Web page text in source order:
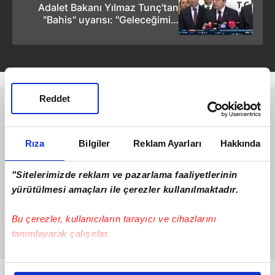
Rıza Bilgiler Reklam Ayarları Hakkında
"Sitelerimizde reklam ve pazarlama faaliyetlerinin
yürütülmesi amaçları ile çerezler kullanılmaktadır.
Bu çerezler, kullanıcıların tarayıcı ve cihazlarını
tanımlayarak çalışırlar.
Bu çerezlere izin vermeniz halinde sizlere özel
Reddet
Adalet Bakanı Yılmaz Tunç'tan
"Bahis" uyarısı: ''Geleceğimizi